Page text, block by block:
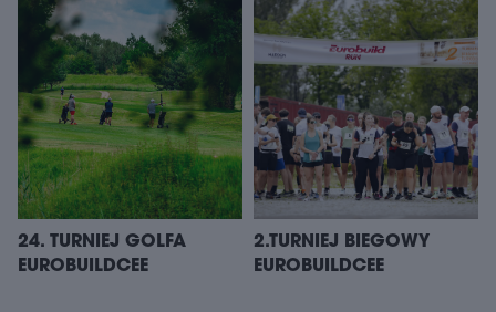
24. TURNIEJ GOLFA
EUROBUILDCEE
2.TURNIEJ BIEGOWY
EUROBUILDCEE